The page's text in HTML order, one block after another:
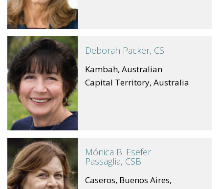
Deborah Packer, CS
Kambah, Australian
Capital Territory, Australia
Mónica B. Esefer
Passaglia, CSB
Caseros, Buenos Aires,